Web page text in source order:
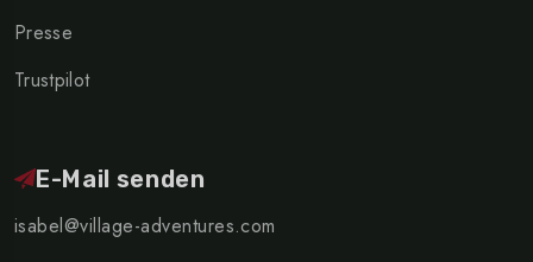
Presse
Trustpilot
E-Mail senden
isabel@village-adventures.com